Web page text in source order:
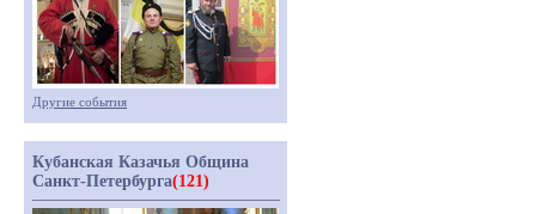
Другие события
Кубанская Казачья Община
Санкт-Петербурга(121)